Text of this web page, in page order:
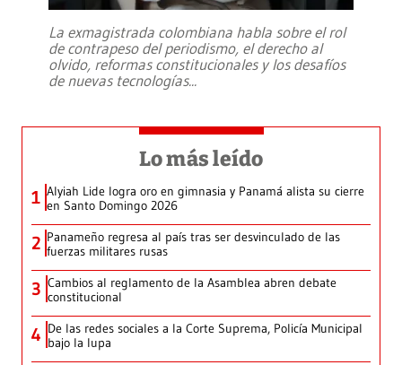
La exmagistrada colombiana habla sobre el rol
de contrapeso del periodismo, el derecho al
olvido, reformas constitucionales y los desafíos
de nuevas tecnologías...
Lo más leído
1 Alyiah Lide logra oro en gimnasia y Panamá alista su cierre
en Santo Domingo 2026
2 Panameño regresa al país tras ser desvinculado de las
fuerzas militares rusas
3 Cambios al reglamento de la Asamblea abren debate
constitucional
4 De las redes sociales a la Corte Suprema, Policía Municipal
bajo la lupa